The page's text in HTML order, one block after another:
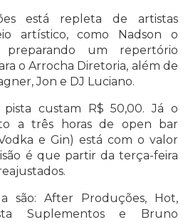
está repleta de artistas
artístico, como Nadson o
um repertório
o Arrocha Diretoria, além de
Jon e DJ Luciano.
pista custam R$ 50,00. Já o
a três horas de open bar
e Gin) está com o valor
é que partir da terça-feira
são: After Produções, Hot,
Suplementos e Bruno